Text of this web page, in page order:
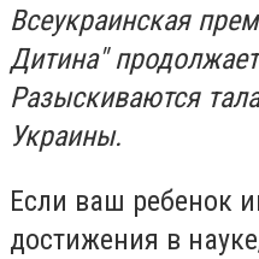
Всеукраинская
Дитина"
Разыскиваются
Украины.
Если ваш ребенок
достижения в